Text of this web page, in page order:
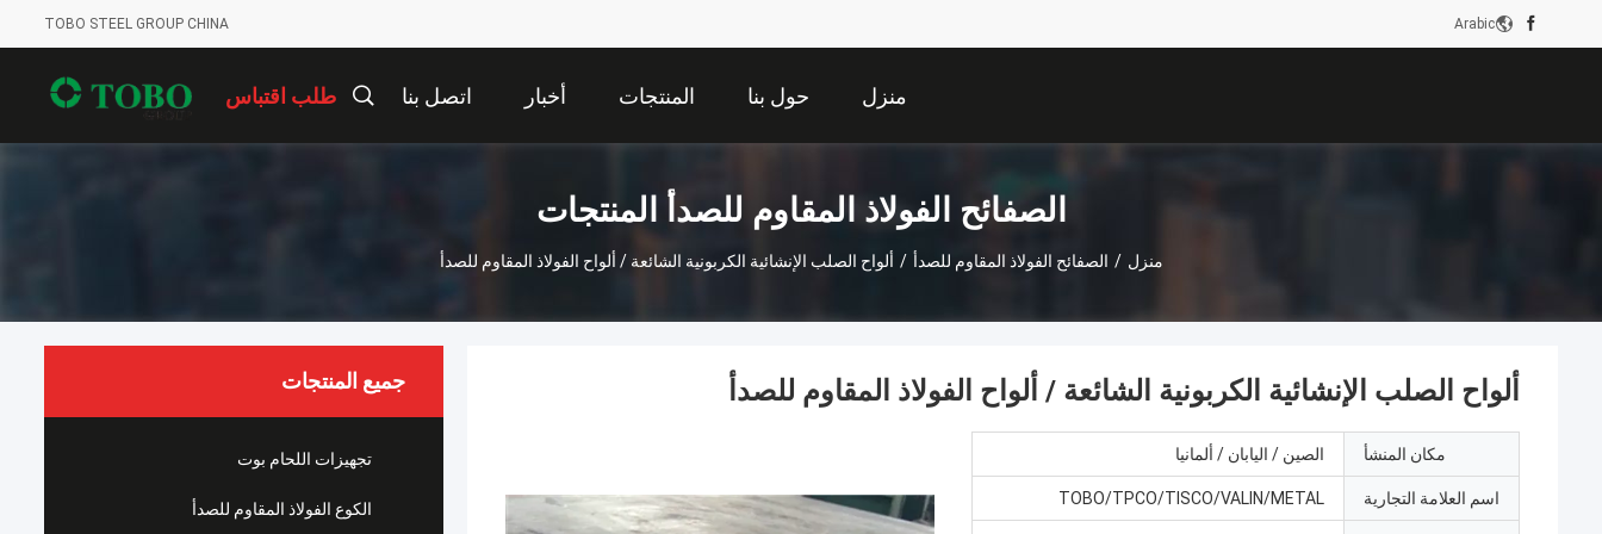
TOBO STEEL GROUP CHINA Arabic
منزل حول بنا المنتجات أخبار اتصل بنا طلب اقتباس
الصفائح الفولاذ المقاوم للصدأ المنتجات
منزل / الصفائح الفولاذ المقاوم للصدأ / ألواح الصلب الإنشائية الكربونية الشائعة / ألواح الفولاذ المقاوم للصدأ
جميع المنتجات
تجهيزات اللحام بوت
الكوع الفولاذ المقاوم للصدأ
ألواح الصلب الإنشائية الكربونية الشائعة / ألواح الفولاذ المقاوم للصدأ
مكان المنشأ الصين / اليابان / ألمانيا
اسم العلامة التجارية TOBO/TPCO/TISCO/VALIN/METAL